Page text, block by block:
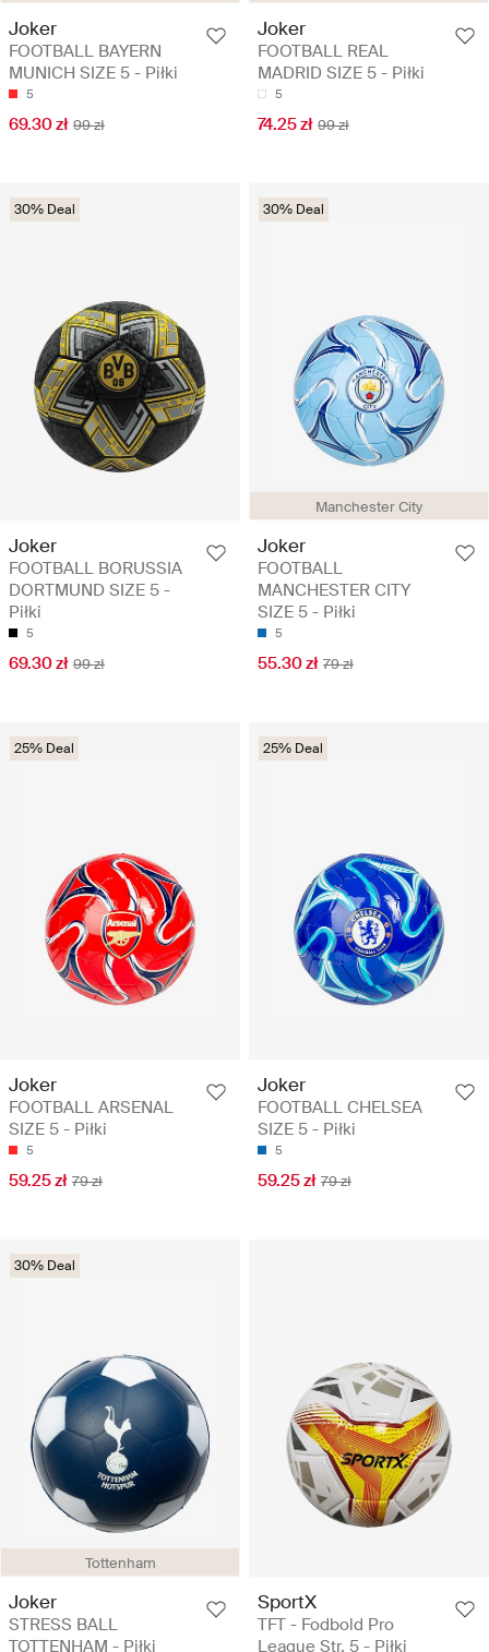
Joker
FOOTBALL BAYERN
MUNICH SIZE 5 - Piłki
5
69.30 zł 99 zł
Joker
FOOTBALL REAL
MADRID SIZE 5 - Piłki
5
74.25 zł 99 zł
30% Deal
Joker
FOOTBALL BORUSSIA
DORTMUND SIZE 5 -
Piłki
5
69.30 zł 99 zł
Manchester City
30% Deal
Joker
FOOTBALL
MANCHESTER CITY
SIZE 5 - Piłki
5
55.30 zł 79 zł
25% Deal
Joker
FOOTBALL ARSENAL
SIZE 5 - Piłki
5
59.25 zł 79 zł
25% Deal
Joker
FOOTBALL CHELSEA
SIZE 5 - Piłki
5
59.25 zł 79 zł
Tottenham
30% Deal
Joker
STRESS BALL
TOTTENHAM - Piłki
SportX
TFT - Fodbold Pro
League Str. 5 - Piłki